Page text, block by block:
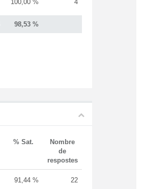
98,53 %
100,00 % 4
% Sat.
Nombre
de
respostes
91,44 % 22